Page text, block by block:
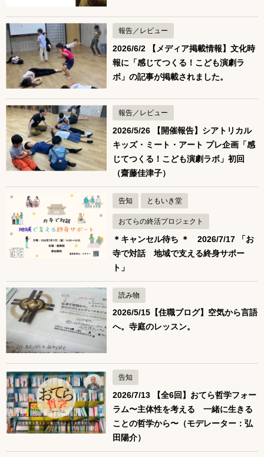
報告／レビュー
2026/6/2 【メディア掲載情報】文化時
報に「感じてつくる！こども演劇ラ
ボ」の記事が掲載されました。
報告／レビュー
2026/5/26 【開催報告】シアトリカル
キッズ・ミート・アート プレ企画「感
じてつくる！こども演劇ラボ」初回
（齋藤佳津子）
告知 ともいき堂
おてらの終活プロジェクト
＊キャンセル待ち ＊ 2026/7/17 「お
寺で対話 地域で支える終身サポー
ト」
読み物
2026/5/15【住職ブログ】空気から言語
へ。寺庭のレッスン。
告知
2026/7/13 【全6回】おてら哲学フォー
ラム〜主体性を考える 一緒に生きる
ことの哲学から〜（モデレーター：弘
田陽介）